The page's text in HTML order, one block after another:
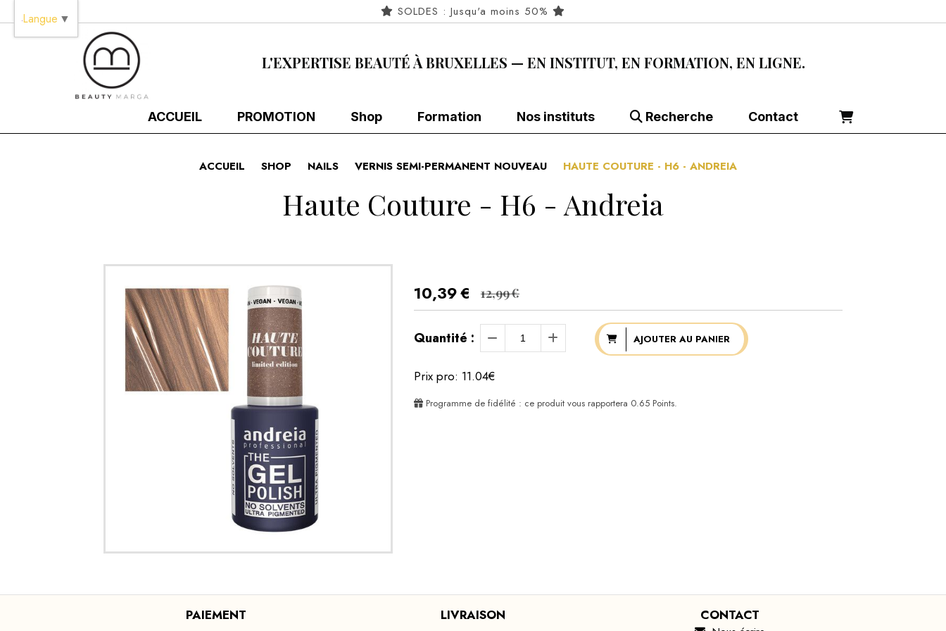
SOLDES : Jusqu'a moins 50%
L'EXPERTISE BEAUTÉ À BRUXELLES — EN INSTITUT, EN FORMATION, EN LIGNE.
ACCUEIL PROMOTION Shop Formation Nos instituts Recherche Contact
ACCUEIL SHOP NAILS VERNIS SEMI-PERMANENT NOUVEAU HAUTE COUTURE - H6 - ANDREIA
Haute Couture - H6 - Andreia
10,39€ 12,99€
Quantité : AJOUTER AU PANIER
Prix pro: 11.04€
Programme de fidélité : ce produit vous rapportera 0.65Points.
PAIEMENT LIVRAISON CONTACT
Langue ▼